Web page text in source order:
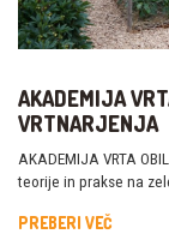
AKADEMIJA
VRTNARJENJA
AKADEMIJA VRTA
teorije in prakse na
PREBERI VEČ